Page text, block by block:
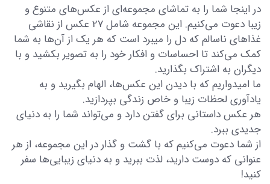
در اینجا شما را به تماشای مجموعه‌ای از عکس‌های متنوع و
زیبا دعوت می‌کنیم. این مجموعه شامل 27 عکس از نقاشی
غذاهای ناسالم که دل را میبرد است که هر یک از آن‌ها به شما
کمک می‌کند تا احساسات و افکار خود را به تصویر بکشید و با
دیگران به اشتراک بگذارید.
ما امیدواریم که با دیدن این عکس‌ها، الهام بگیرید و به
یادآوری لحظات زیبا و خاص زندگی بپردازید.
هر عکس داستانی برای گفتن دارد و می‌تواند شما را به دنیای
جدیدی ببرد.
از شما دعوت می‌کنیم که با گشت و گذار در این مجموعه، از هر
عنوانی که دوست دارید، لذت ببرید و به دنیای زیبایی‌ها سفر
کنید!